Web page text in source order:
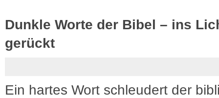
Dunkle Worte der Bibel – ins
gerückt
Ein hartes Wort schleudert der